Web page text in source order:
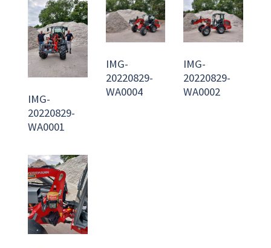
IMG-
20220829-
WA0001
IMG-
20220829-
WA0004
IMG-
20220829-
WA0002